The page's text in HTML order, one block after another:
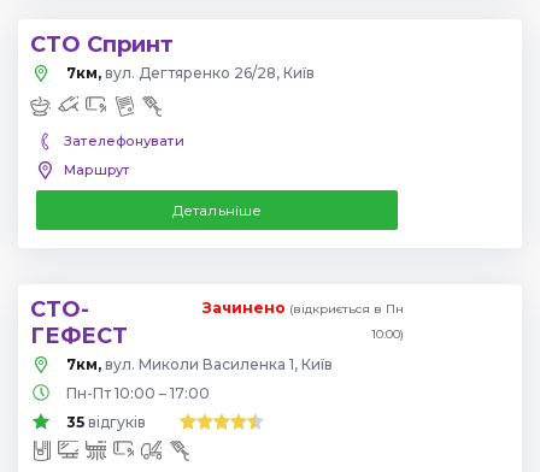
СТО Спринт
7км, вул. Дегтяренко 26/28, Київ
Зателефонувати
Маршрут
Детальніше
СТО-
ГЕФЕСТ
Зачинено (відкриється в Пн
10:00)
7км, вул. Миколи Василенка 1, Київ
Пн-Пт 10:00 – 17:00
35 відгуків